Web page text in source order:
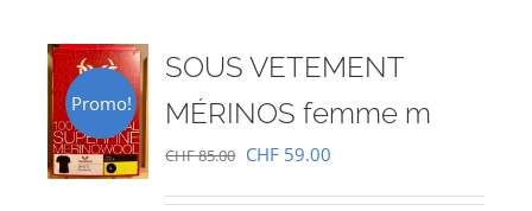
Promo!
SOUS VETEMENT
MÉRINOS femme m
CHF85.00 Le
CHF 59.00